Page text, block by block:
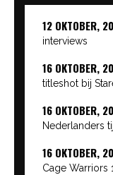
12 OKTOBER,
interviews
16 OKTOBER,
titleshot bij
16 OKTOBER,
Nederlanders
16 OKTOBER,
Cage Warriors